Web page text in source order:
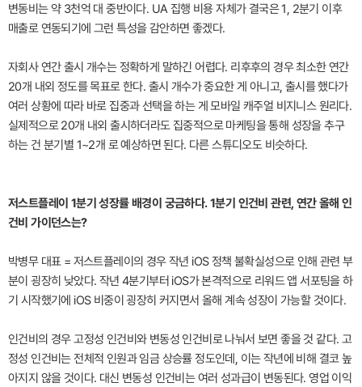
변동비는 약 3천억 대 중반이다. UA 집행 비용 자체가 결국은 1, 2분기 이후
매출로 연동되기에 그런 특성을 감안하면 좋겠다.
자회사 연간 출시 개수는 정확하게 말하긴 어렵다. 리후후의 경우 최소한 연간
20개 내외 정도를 목표로 한다. 출시 개수가 중요한 게 아니고, 출시를 했다가
여러 상황에 따라 바로 집중과 선택을 하는 게 모바일 캐주얼 비지니스 원리다.
실제적으로 20개 내외 출시하더라도 집중적으로 마케팅을 통해 성장을 추구
하는 건 분기별 1~2개 로 예상하면 된다. 다른 스튜디오도 비슷하다.
저스트플레이 1분기 성장률 배경이 궁금하다. 1분기 인건비 관련, 연간 올해 인
건비 가이던스는?
박병무 대표 = 저스트플레이의 경우 작년 iOS 정책 불확실성으로 인해 관련 부
분이 굉장히 낮았다. 작년 4분기부터 iOS가 본격적으로 리워드 앱 서포팅을 하
기 시작했기에 iOS 비중이 굉장히 커지면서 올해 계속 성장이 가능할 것이다.
인건비의 경우 고정성 인건비와 변동성 인건비로 나눠서 보면 좋을 것 같다. 고
정성 인건비는 전체적 인원과 임금 상승률 정도인데, 이는 작년에 비해 결코 높
아지지 않을 것이다. 대신 변동성 인건비는 여러 성과급이 변동된다. 영업 이익